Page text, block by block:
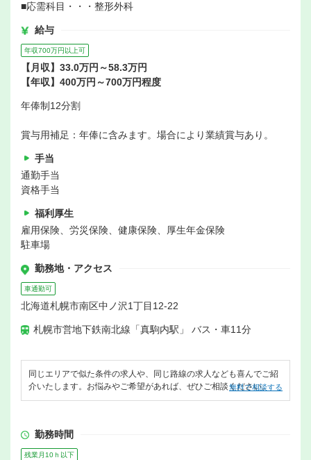
■応需科目・・・整形外科
給与
年収700万円以上可
【月収】33.0万円～58.3万円
【年収】400万円～700万円程度
年俸制12分割
賞与用補足：年俸に含みます。場合により業績賞与あり。
手当
通勤手当
資格手当
福利厚生
雇用保険、労災保険、健康保険、厚生年金保険
駐車場
勤務地・アクセス
車通勤可
北海道札幌市南区中ノ沢1丁目12-22
札幌市営地下鉄南北線「真駒内駅」 バス・車11分
同じエリアで似た条件の求人や、同じ路線の求人なども喜んでご紹
介いたします。お悩みやご希望があれば、ぜひご相談ください。
無料で相談する
勤務時間
残業月10ｈ以下